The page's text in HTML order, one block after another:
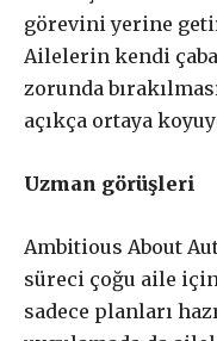
görevini yerine
Ailelerin kendi
zorunda
açıkça ortaya
Uzman görüşleri
Ambitious About
süreci çoğu aile için
sadece planları